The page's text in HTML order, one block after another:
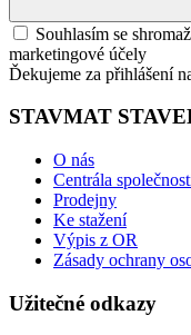
Souhlasím se
marketingové účely
Ďekujeme za přihlášení
STAVMAT
O nás
Centrála
Prodejny
Ke stažení
Výpis z OR
Zásady ochrany
Užitečné odkazy